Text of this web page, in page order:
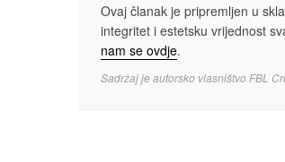
Ovaj članak je pripremljen u
integritet i estetsku vrijednost
nam se ovdje.
Sadržaj je autorsko vlasništvo FBL